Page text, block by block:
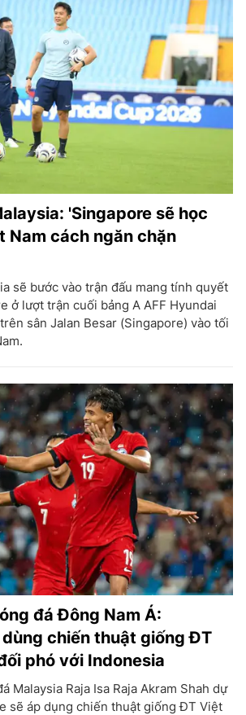
'Singapore sẽ học
Nam cách ngăn chặn
sẽ bước vào trận đấu mang tính quyết
ở lượt trận cuối bảng A AFF Hyundai
sân Jalan Besar (Singapore) vào tối
đá Đông Nam Á:
dùng chiến thuật giống ĐT
phó với Indonesia
Malaysia Raja Isa Raja Akram Shah dự
sẽ áp dụng chiến thuật giống ĐT Việt